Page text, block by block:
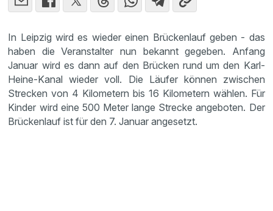
In Leipzig wird es wieder einen Brückenlauf geben - das
haben die Veranstalter nun bekannt gegeben. Anfang
Januar wird es dann auf den Brücken rund um den Karl-
Heine-Kanal wieder voll. Die Läufer können zwischen
Strecken von 4 Kilometern bis 16 Kilometern wählen. Für
Kinder wird eine 500 Meter lange Strecke angeboten. Der
Brückenlauf ist für den 7. Januar angesetzt.